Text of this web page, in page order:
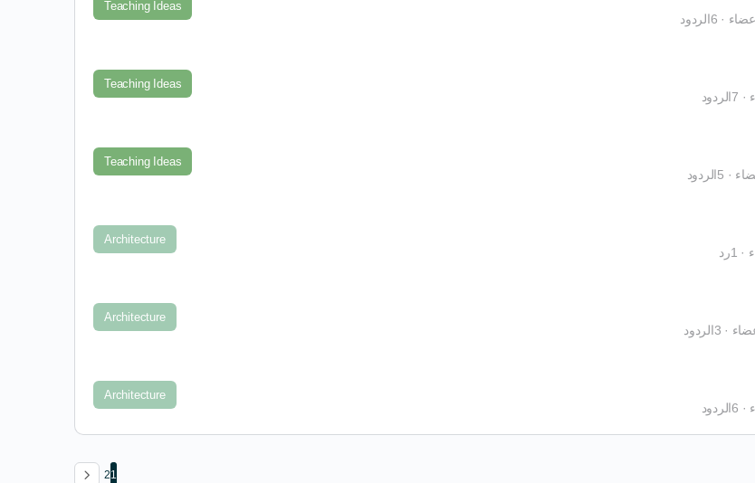
· 6الردود
Teaching Ideas
· 7الردود
Teaching Ideas
· 5الردود
Teaching Ideas
· 1رد
Architecture
· 3الردود
Architecture
· 6الردود
Architecture
1
2